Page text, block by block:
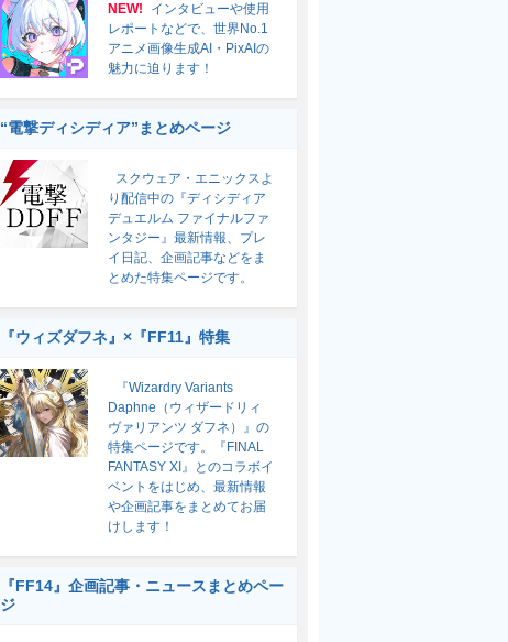
NEW!
インタビューや使用
レポートなどで、世界No.1
アニメ画像生成AI・PixAIの
魅力に迫ります！
“電撃ディシディア”まとめページ
スクウェア・エニックスよ
り配信中の『ディシディア
デュエルム ファイナルファ
ンタジー』最新情報、プレ
イ日記、企画記事などをま
とめた特集ページです。
『ウィズダフネ』×『FF11』特集
『Wizardry Variants
Daphne（ウィザードリィ
ヴァリアンツ ダフネ）』の
特集ページです。『FINAL
FANTASY XI』とのコラボイ
ベントをはじめ、最新情報
や企画記事をまとめてお届
けします！
『FF14』企画記事・ニュースまとめペー
ジ